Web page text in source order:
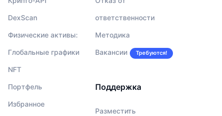
DexScan
Физические активы:
Глобальные графики
NFT
Портфель
Избранное
ответственности
Методика
Вакансии Требуются!
Поддержка
Разместить